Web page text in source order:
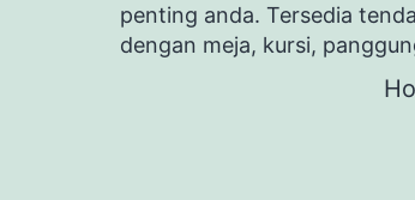
penting anda. Tersedia
dengan meja, kursi,